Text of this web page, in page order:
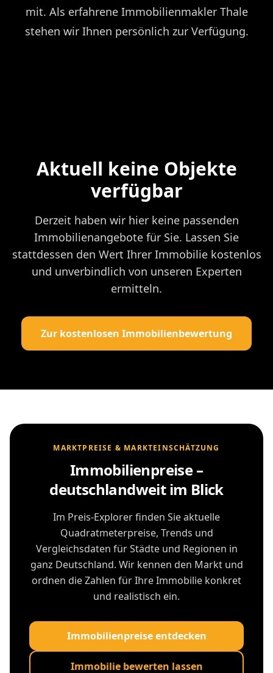
mit. Als erfahrene Immobilienmakler Thale
stehen wir Ihnen persönlich zur Verfügung.
Aktuell keine Objekte
verfügbar
Derzeit haben wir hier keine passenden
Immobilienangebote für Sie. Lassen Sie
stattdessen den Wert Ihrer Immobilie kostenlos
und unverbindlich von unseren Experten
ermitteln.
Zur kostenlosen Immobilienbewertung
MARKTPREISE & MARKTEINSCHÄTZUNG
Immobilienpreise –
deutschlandweit im Blick
Im Preis-Explorer finden Sie aktuelle
Quadratmeterpreise, Trends und
Vergleichsdaten für Städte und Regionen in
ganz Deutschland. Wir kennen den Markt und
ordnen die Zahlen für Ihre Immobilie konkret
und realistisch ein.
Immobilienpreise entdecken
Immobilie bewerten lassen